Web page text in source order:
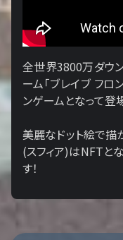
全世界3800万ダウ
ーム「ブレイブ フロ
ンゲームとなって登
美麗なドット絵で描
(スフィア)はNFTと
す！